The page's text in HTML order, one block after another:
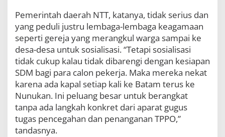
Pemerintah daerah NTT, katanya, tidak serius dan
yang peduli justru lembaga-lembaga keagamaan
seperti gereja yang merangkul warga sampai ke
desa-desa untuk sosialisasi. “Tetapi sosialisasi
tidak cukup kalau tidak dibarengi dengan kesiapan
SDM bagi para calon pekerja. Maka mereka nekat
karena ada kapal setiap kali ke Batam terus ke
Nunukan. Ini peluang besar untuk berangkat
tanpa ada langkah konkret dari aparat gugus
tugas pencegahan dan penanganan TPPO,”
tandasnya.